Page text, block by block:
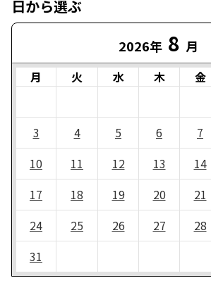
日から選ぶ
2026年 8 月
月 火 水 木 金
3
4 5 6 7
10
11 12 13 14
17
18 19 20 21
24
25 26 27 28
31